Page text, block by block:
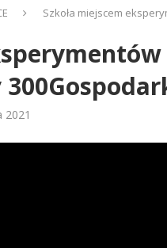
Szkoła miejscem
2021